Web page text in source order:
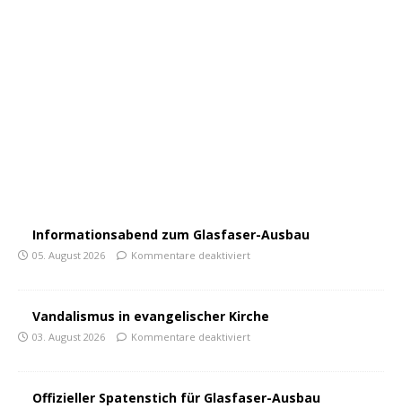
Informationsabend zum Glasfaser-Ausbau
05. August 2026 Kommentare deaktiviert
Vandalismus in evangelischer Kirche
03. August 2026 Kommentare deaktiviert
Offizieller Spatenstich für Glasfaser-Ausbau